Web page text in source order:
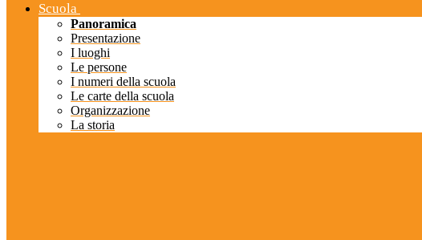
Scuola
Panoramica
Presentazione
I luoghi
Le persone
I numeri della scuola
Le carte della scuola
Organizzazione
La storia